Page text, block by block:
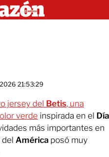
21:53:29
jersey del Betis, una
verde inspirada en el Día
más importantes en
del América posó muy